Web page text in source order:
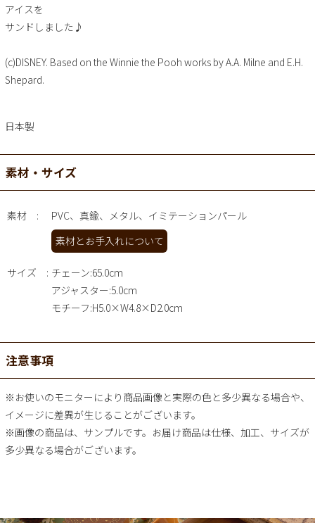
アイスを
サンドしました♪
(c)DISNEY. Based on the Winnie the Pooh works by A.A. Milne and E.H.
Shepard.
日本製
素材・サイズ
素材
PVC、真鍮、メタル、イミテーションパール
素材とお手入れについて
サイズ
チェーン:65.0cm
アジャスター:5.0cm
モチーフ:H5.0×W4.8×D2.0cm
注意事項
※お使いのモニターにより商品画像と実際の色と多少異なる場合や、
イメージに差異が生じることがございます。
※画像の商品は、サンプルです。お届け商品は仕様、加工、サイズが
多少異なる場合がございます。